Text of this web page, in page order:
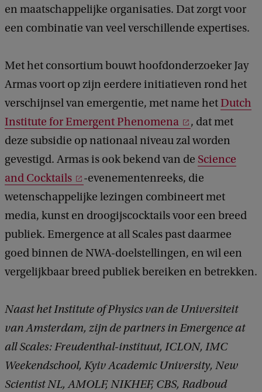
en maatschappelijke organisaties. Dat zorgt voor
een combinatie van veel verschillende expertises.
Met het consortium bouwt hoofdonderzoeker Jay
Armas voort op zijn eerdere initiatieven rond het
verschijnsel van emergentie, met name hetDutch
Institute for Emergent Phenomena
, dat met
deze subsidie ​​op nationaal niveau zal worden
gevestigd. Armas is ook bekend van de Science
and Cocktails
-evenementenreeks, die
wetenschappelijke lezingen combineert met
media, kunst en droogijscocktails voor een breed
publiek. Emergence at all Scales past daarmee
goed binnen de NWA-doelstellingen, en wil een ​​
vergelijkbaar breed publiek bereiken en betrekken.
Naast het Institute of Physics van de Universiteit
van Amsterdam, zijn de partners in Emergence at
all Scales: Freudenthal-instituut, ICLON, IMC
Weekendschool, Kyiv Academic University, New
Scientist NL, AMOLF, NIKHEF, CBS, Radboud